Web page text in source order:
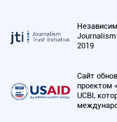
Journalism
2019
Сайт
проектом
UCBI,